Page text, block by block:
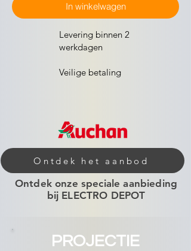
In winkelwagen
Levering binnen 2
werkdagen
Veilige betaling
Ontdek het aanbod
Ontdek onze speciale aanbieding
bij ELECTRO DEPOT
PROJECTIE